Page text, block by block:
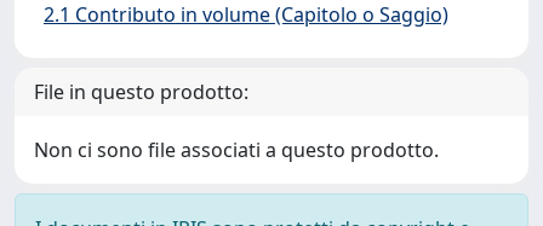
2.1 Contributo in volume (Capitolo o Saggio)
File in questo prodotto:
Non ci sono file associati a questo prodotto.